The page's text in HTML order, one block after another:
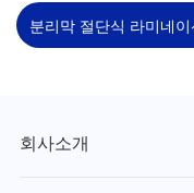
분리막 절단식 라미네
회사소개